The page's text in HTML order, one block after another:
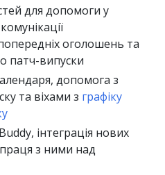
для допомоги у
оголошень та
патч-випуски
допомога з
та віхами з графіку
інтеграція нових
з ними над